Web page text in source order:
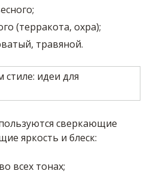
(терракота, охра);
травяной.
сверкающие
яркость и блеск:
всех тонах;